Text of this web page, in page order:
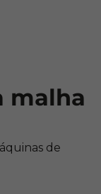
malha
de